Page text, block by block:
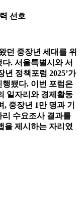
선호
던 중장년 세대를 위
. 서울특별시와 서
년 정책포럼 2025’가
됐다. 이번 포럼은
일자리와 경제활동
중장년 1만 명과 기
리 수요조사 결과를
을 제시하는 자리였